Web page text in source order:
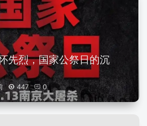
先烈，国家公祭日的沉
447 0